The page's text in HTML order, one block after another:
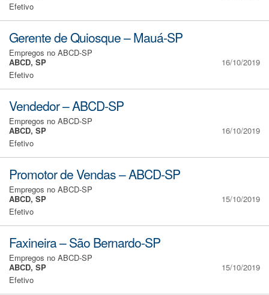
Efetivo
Gerente de Quiosque – Mauá-SP
Empregos no ABCD-SP
ABCD, SP
Efetivo
16/10/2019
Vendedor – ABCD-SP
Empregos no ABCD-SP
ABCD, SP
Efetivo
16/10/2019
Promotor de Vendas – ABCD-SP
Empregos no ABCD-SP
ABCD, SP
Efetivo
15/10/2019
Faxineira – São Bernardo-SP
Empregos no ABCD-SP
ABCD, SP
Efetivo
15/10/2019